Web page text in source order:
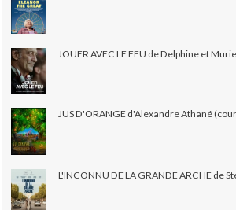
JOUER AVEC LE FEU de Delphine et
JUS D'ORANGE d'Alexandre Athané
L'INCONNU DE LA GRANDE ARCHE de